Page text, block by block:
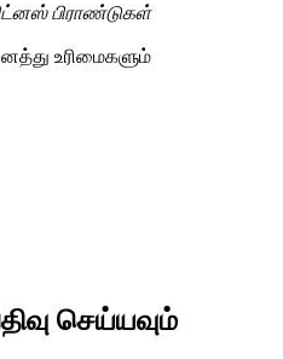
பிராண்டுகள்
உரிமைகளும்
செய்யவும்